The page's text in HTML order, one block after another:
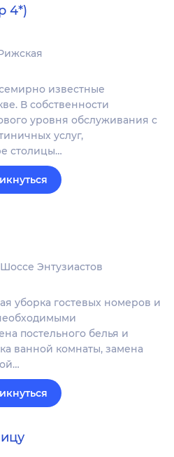
4*)
известные
В собственности
уровня обслуживания с
услуг,
столицы…
Шоссе Энтузиастов
уборка гостевых номеров и
постельного белья и
ванной комнаты, замена